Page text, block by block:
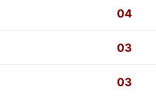
04
03
03